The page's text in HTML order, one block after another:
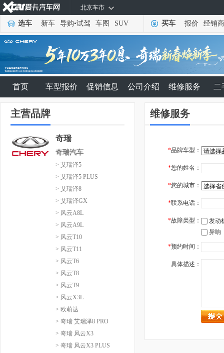
北京车市
选车 新车 导购•试驾 车图 SUV 买车 报价 经销商
首页 车型报价 促销信息 公司介绍 维修服务 二
维修服务
*品牌车型：
*您的姓名：
*您的城市：
*联系电话：
*故障类型：
发动
异响
*预约时间：
具体描述：
主营品牌
奇瑞
奇瑞汽车
> 艾瑞泽5
> 艾瑞泽5 PLUS
> 艾瑞泽8
> 艾瑞泽GX
> 风云A8L
> 风云A9L
> 风云T10
> 风云T11
> 风云T6
> 风云T8
> 风云T9
> 风云X3L
> 欧萌达
> 奇瑞 艾瑞泽8 PRO
> 奇瑞 风云X3
> 奇瑞 风云X3 PLUS